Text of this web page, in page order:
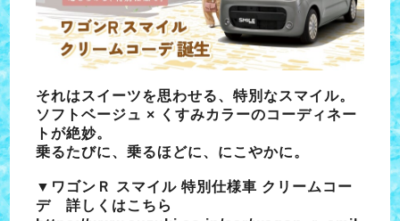
それはスイーツを思わせる、特別なスマイル。
ソフトベージュ × くすみカラーのコーディネー
トが絶妙。
乗るたびに、乗るほどに、にこやかに。
▼ワゴンＲ スマイル 特別仕様車 クリームコー
デ 詳しくはこちら